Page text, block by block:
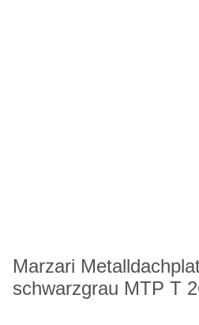
Marzari
schwarzgrau MTP T